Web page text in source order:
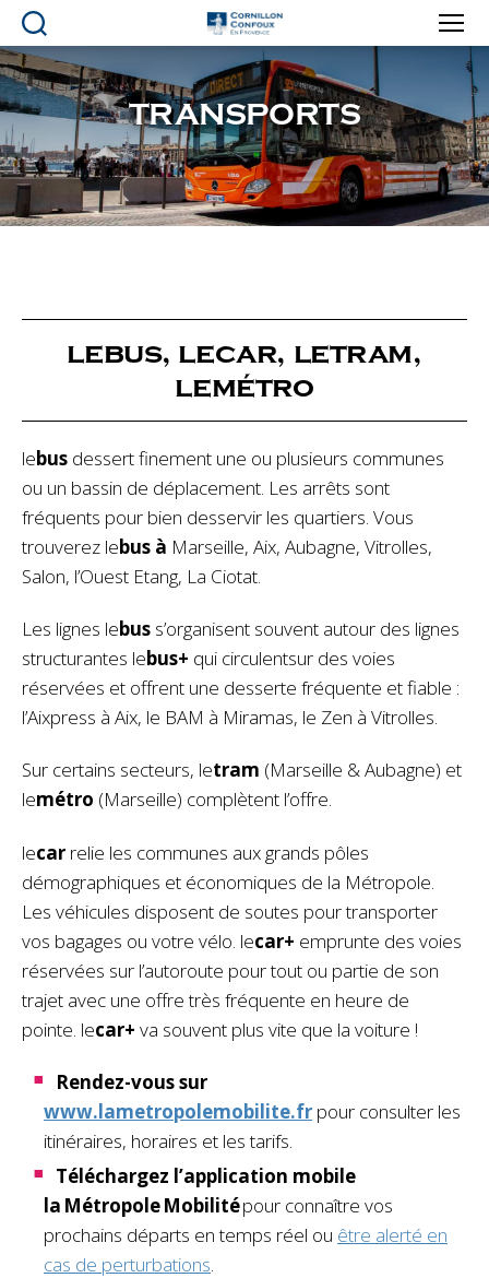
Ville
de
Cornillon-
Confoux
en
Provence
TRANSPORTS
lebus, lecar, letram,
lemétro
lebus dessert finement une ou plusieurs communes
ou un bassin de déplacement. Les arrêts sont
fréquents pour bien desservir les quartiers. Vous
trouverez lebus à Marseille, Aix, Aubagne, Vitrolles,
Salon, l’Ouest Etang, La Ciotat.
Les lignes lebus s’organisent souvent autour des lignes
structurantes lebus+ qui circulentsur des voies
réservées et offrent une desserte fréquente et fiable :
l’Aixpress à Aix, le BAM à Miramas, le Zen à Vitrolles.
Sur certains secteurs, letram (Marseille & Aubagne) et
lemétro (Marseille) complètent l’offre.
lecar relie les communes aux grands pôles
démographiques et économiques de la Métropole.
Les véhicules disposent de soutes pour transporter
vos bagages ou votre vélo. lecar+ emprunte des voies
réservées sur l’autoroute pour tout ou partie de son
trajet avec une offre très fréquente en heure de
pointe. lecar+ va souvent plus vite que la voiture !
Rendez-vous sur
www.lametropolemobilite.fr pour consulter les
itinéraires, horaires et les tarifs.
Téléchargez l’application mobile
la Métropole Mobilitépour connaître vos
prochains départs en temps réel ou être alerté en
cas de perturbations.